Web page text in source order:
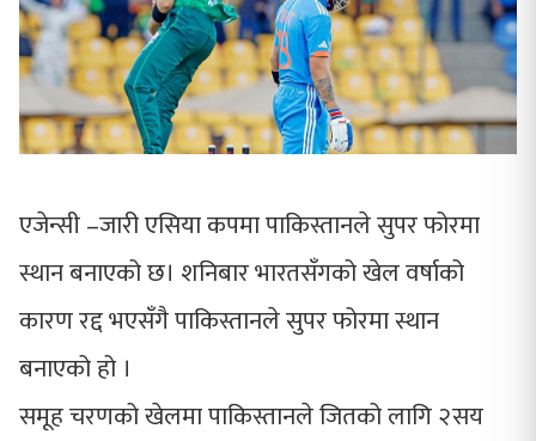
एजेन्सी –जारी एसिया कपमा पाकिस्तानले सुपर फोरमा
स्थान बनाएको छ। शनिबार भारतसँगको खेल वर्षाको
कारण रद्द भएसँगै पाकिस्तानले सुपर फोरमा स्थान
बनाएको हो ।
समूह चरणको खेलमा पाकिस्तानले जितको लागि २सय